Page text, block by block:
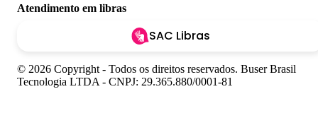
Atendimento em libras
SAC Libras
© 2026 Copyright - Todos os direitos reservados. Buser Brasil
Tecnologia LTDA - CNPJ: 29.365.880/0001-81